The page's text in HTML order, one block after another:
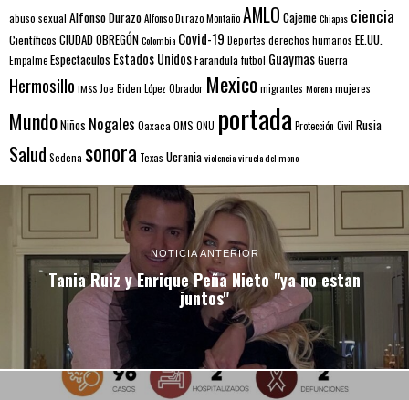
abuso sexual Alfonso DurazoAlfonso Durazo MontañoAMLO CajemeChiapas ciencia
Científicos CIUDAD OBREGÓNColombia Covid-19 Deportes derechos humanos EE.UU.
EmpalmeEspectaculos Estados UnidosFarandulafutbol GuaymasGuerra
Hermosillo IMSS Joe Biden López Obrador Mexicomigrantes Morenamujeres
MundoNiños Nogales Oaxaca OMS ONU portada Protección Civil Rusia
Salud Sedena sonora Texas Ucraniaviolenciaviruela del mono
NOTICIA ANTERIOR
Tania Ruiz y Enrique Peña Nieto "ya no estan
juntos"